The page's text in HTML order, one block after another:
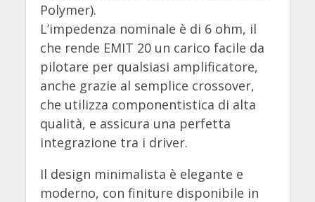
Polymer).
L’impedenza nominale è di 6 ohm, il
che rende EMIT 20 un carico facile da
pilotare per qualsiasi amplificatore,
anche grazie al semplice crossover,
che utilizza componentistica di alta
qualità, e assicura una perfetta
integrazione tra i driver.
Il design minimalista è elegante e
moderno, con finiture disponibile in